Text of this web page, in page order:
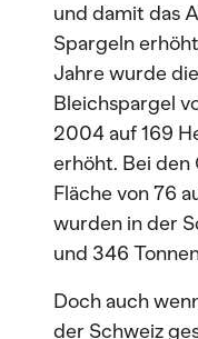
und damit das
Spargeln
Jahre wurde
Bleichspargel
2004 auf 169
erhöht. Bei den
Fläche von 76
wurden in der
und 346
Doch auch
der Schweiz